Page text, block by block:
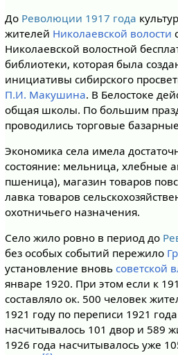
До Революции 1917 года
жителей Николаевской волости
Николаевской волостной
библиотеки, которая была
инициативы сибирского
П.И. Макушина. В Белостоке
общая школы. По большим
проводились торговые
Экономика села имела
состояние: мельница, хлебные
пшеница), магазин товаров
лавка товаров
охотничьего назначения.
Село жило ровно в период до
без особых событий пережило
установление вновь советской
январе 1920. При этом если к
составляло ок. 500 человек
1921 году по переписи 1921
насчитывалось 101 двор и 589
1926 года насчитывалось уже